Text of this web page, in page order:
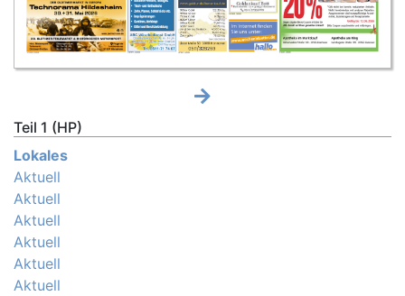
Teil 1 (HP)
Lokales
Aktuell
Aktuell
Aktuell
Aktuell
Aktuell
Aktuell